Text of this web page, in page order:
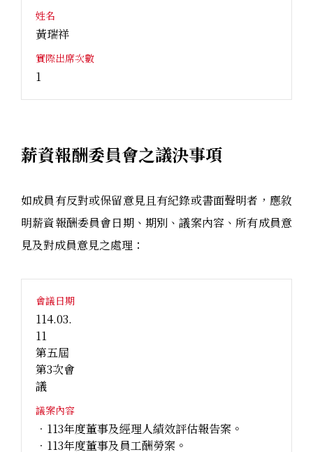
姓名
黃瑞祥
實際出席次數
1
薪資報酬委員會之議決事項
如成員有反對或保留意見且有紀錄或書面聲明者，應敘
明薪資報酬委員會日期、期別、議案內容、所有成員意
見及對成員意見之處理：
會議日期
114.03.
11
第五屆
第3次會
議
議案內容
．113年度董事及經理人績效評估報告案。
．113年度董事及員工酬勞案。